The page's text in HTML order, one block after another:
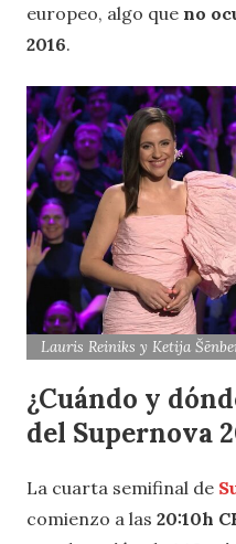
europeo, algo que no
2016.
Lauris Reiniks y Ketija
¿Cuándo y
del Supernova
La cuarta semifinal de
comienzo a las 20:10h